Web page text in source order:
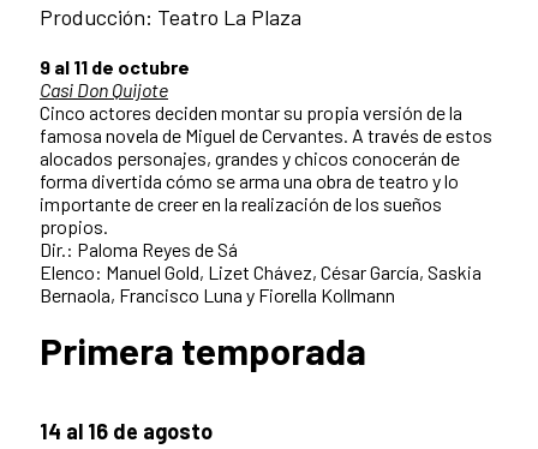
Producción: Teatro La Plaza
9 al 11 de octubre
Casi Don Quijote
Cinco actores deciden montar su propia versión de la
famosa novela de Miguel de Cervantes. A través de estos
alocados personajes, grandes y chicos conocerán de
forma divertida cómo se arma una obra de teatro y lo
importante de creer en la realización de los sueños
propios.
Dir.: Paloma Reyes de Sá
Elenco: Manuel Gold, Lizet Chávez, César García, Saskia
Bernaola, Francisco Luna y Fiorella Kollmann
Primera temporada
14 al 16 de agosto